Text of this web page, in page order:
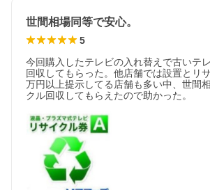
世間相場同等で安心。
5
今回購入したテレビの入れ替えで古いテ
回収してもらった。他店舗では設置とリ
万円以上提示してる店舗も多い中、世間
クル回収してもらえたので助かった。